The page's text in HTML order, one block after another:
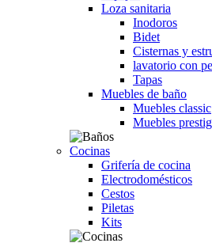
Loza sanitaria
Inodoros
Bidet
Cisternas y
lavatorio con
Tapas
Muebles de baño
Muebles classic
Muebles
Cocinas
Grifería de cocina
Electrodomésticos
Cestos
Piletas
Kits